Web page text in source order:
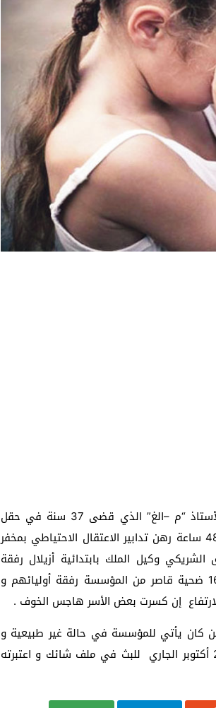
قبل أن تقرر النيابة العامة يوم السبت 23 أكتوبر الجاري اعتقال الأستاذ “م –الغ” الذي قضى 37 سنة في حقل
التربية و التعليم بدمنات المديرية الإقليمية للتعليم بأزيلال قضى 48 ساعة رهن تدابير الاعتقال الاحتياطي بمخفر
أكتوبر الجاري عبد الحق الشريكي وكيل الملك بابتدائية أزيلال رفقة
الموظفة المكلفة بخلية مناهضة العنف ضد الأطفال بدمنات ل 16 ضحية قاصر من المؤسسة رفقة أوليائهم و
إن كسرت بعض الأسر هاجس الخوف .
كان يأتي للمؤسسة في حالة غير طبيعية و
من المقرر أن تعقد المحكمة أولى جلسات المحاكمة يوم الإثنين 25 أكتوبر الجاري للبث في ملف شائك و اعتبرته